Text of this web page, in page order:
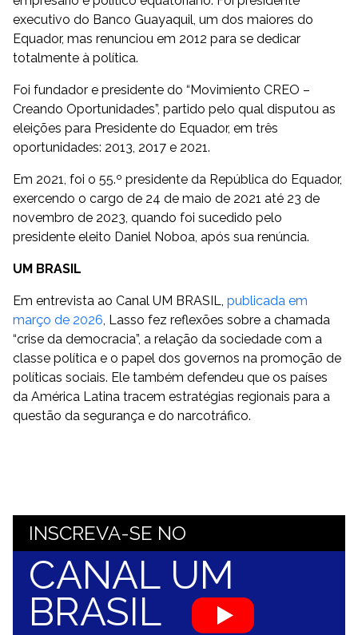
executivo do Banco Guayaquil, um dos maiores do
Equador, mas renunciou em 2012 para se dedicar
totalmente à política.
Foi fundador e presidente do “Movimiento CREO –
Creando Oportunidades”, partido pelo qual disputou as
eleições para Presidente do Equador, em três
oportunidades: 2013, 2017 e 2021.
Em 2021, foi o 55.º presidente da República do Equador,
exercendo o cargo de 24 de maio de 2021 até 23 de
novembro de 2023, quando foi sucedido pelo
presidente eleito Daniel Noboa, após sua renúncia.
UM BRASIL
Em entrevista ao Canal UM BRASIL, publicada em
março de 2026, Lasso fez reflexões sobre a chamada
“crise da democracia”, a relação da sociedade com a
classe política e o papel dos governos na promoção de
políticas sociais. Ele também defendeu que os países
da América Latina tracem estratégias regionais para a
questão da segurança e do narcotráfico.
INSCREVA-SE NO
CANAL UM
BRASIL